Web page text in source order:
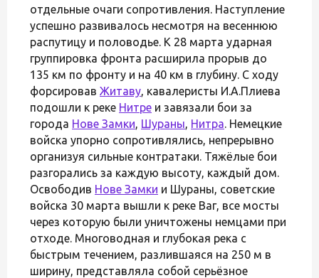
отдельные очаги сопротивления. Наступление
успешно развивалось несмотря на весеннюю
распутицу и половодье. К 28 марта ударная
группировка фронта расширила прорыв до
135 км по фронту и на 40 км в глубину. С ходу
форсировав Житаву, кавалеристы И.А.Плиева
подошли к реке Нитре и завязали бои за
города Нове Замки, Шураны, Нитра. Немецкие
войска упорно сопротивлялись, непрерывно
организуя сильные контратаки. Тяжёлые бои
разгорались за каждую высоту, каждый дом.
Освободив Нове Замки и Шураны, советские
войска 30 марта вышли к реке Ваг, все мосты
через которую были уничтожены немцами при
отходе. Многоводная и глубокая река с
быстрым течением, разлившаяся на 250 м в
ширину, представляла собой серьёзное